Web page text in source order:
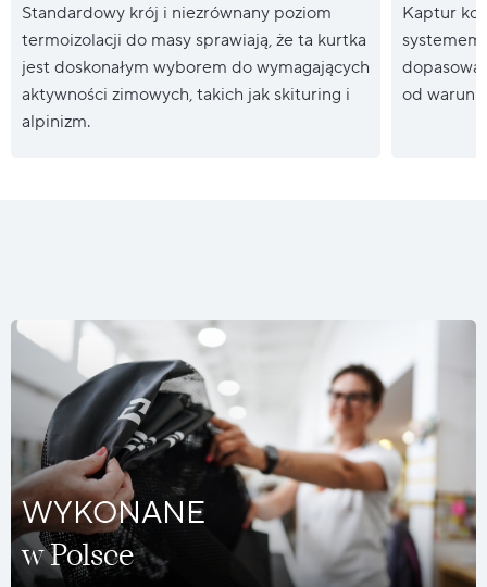
Standardowy krój i niezrównany poziom
termoizolacji do masy sprawiają, że ta kurtka
jest doskonałym wyborem do wymagających
aktywności zimowych, takich jak skituring i
alpinizm.
Kaptur
od
WYKONANE
w Polsce